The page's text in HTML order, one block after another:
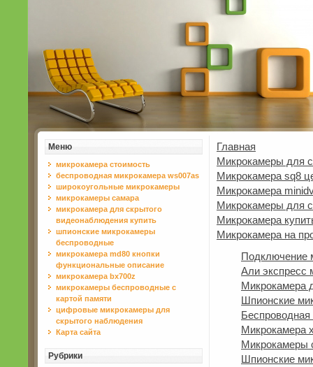
Меню
микрокамера стоимость
беспроводная микрокамера ws007as
широкоугольные микрокамеры
микрокамеры самара
микрокамера для скрытого
видеонаблюдения купить
шпионские микрокамеры
беспроводные
микрокамера md80 кнопки
функциональные описание
микрокамера bx700z
микрокамеры беспроводные с
картой памяти
цифровые микрокамеры для
скрытого наблюдения
Карта сайта
Рубрики
Главная
Микрокамеры для
Микрокамера sq8
Микрокамера
Микрокамеры для
Микрокамера
Микрокамера на
Подключение
Али экспресс
Микрокамера
Шпионские
Микрокамера
Микрокамеры
Шпионские